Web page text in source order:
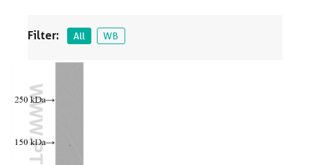
Filter: All WB